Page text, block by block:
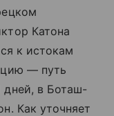
Катона
к истокам
— путь
дней, в Боташ-
Как уточняет